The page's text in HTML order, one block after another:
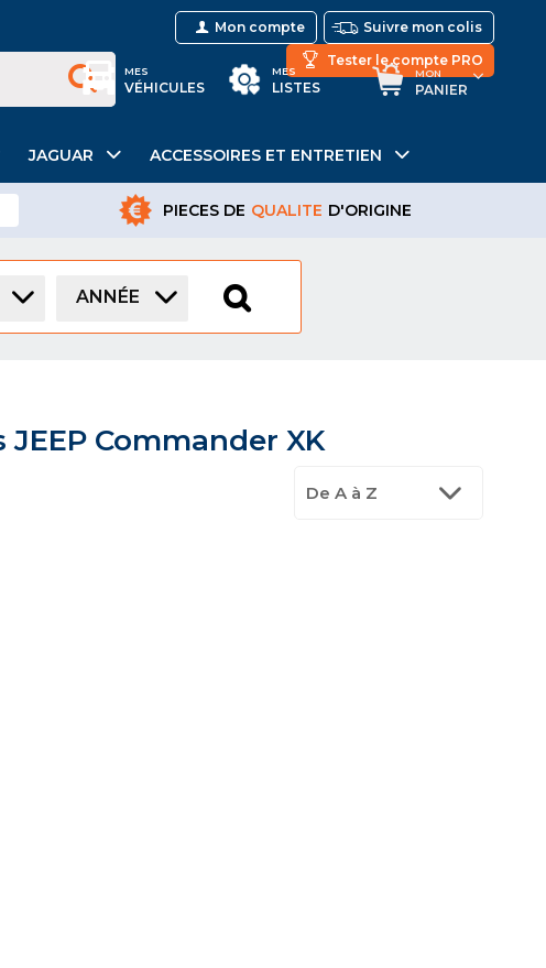
Suivre mon colis
Mon compte
Tester le compte PRO
MON
PANIER
MES
LISTES
MES
VÉHICULES
JAGUAR ACCESSOIRES ET ENTRETIEN
PIECES DE QUALITE D'ORIGINE
ANNÉE
Commander XK
De A à Z